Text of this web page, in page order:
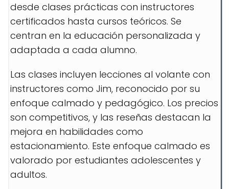
desde clases prácticas con instructores
certificados hasta cursos teóricos. Se
centran en la educación personalizada y
adaptada a cada alumno.
Las clases incluyen lecciones al volante con
instructores como Jim, reconocido por su
enfoque calmado y pedagógico. Los precios
son competitivos, y las reseñas destacan la
mejora en habilidades como
estacionamiento. Este enfoque calmado es
valorado por estudiantes adolescentes y
adultos.